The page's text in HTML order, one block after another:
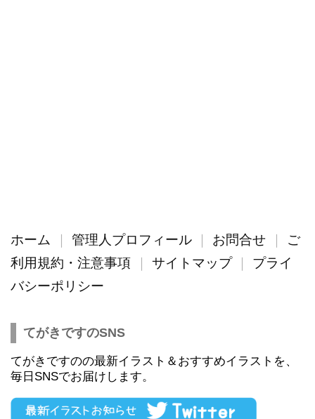
ホーム 管理人プロフィール お問合せ
ご
利用規約・注意事項
サイトマップ
プライ
バシーポリシー
てがきですのSNS
てがきですのの最新イラスト＆おすすめイラストを、
毎日SNSでお届けします。